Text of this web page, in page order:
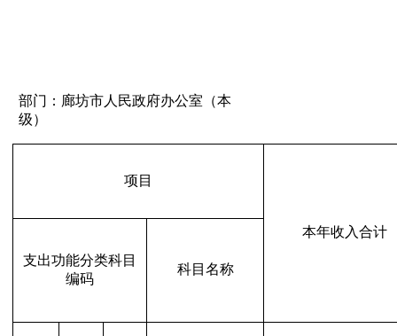
部门：廊坊市人民政府办公室（本
级）
项目
本年收入合计
支出功能分类科目
编码
科目名称